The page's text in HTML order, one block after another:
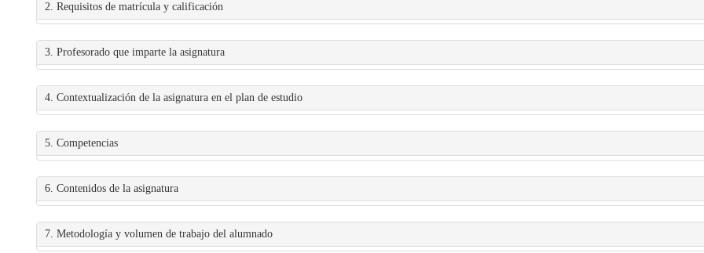
2. Requisitos de matrícula y calificación
3. Profesorado que imparte la asignatura
4. Contextualización de la asignatura en el plan de estudio
5. Competencias
6. Contenidos de la asignatura
7. Metodología y volumen de trabajo del alumnado